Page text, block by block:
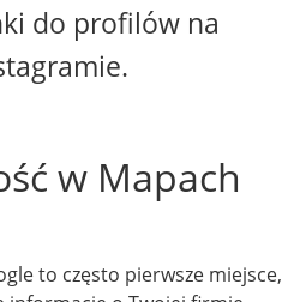
do profilów na
w Mapach
to często pierwsze miejsce,